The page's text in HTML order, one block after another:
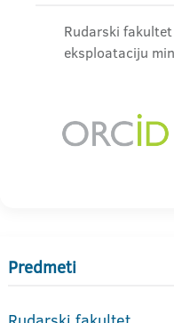
Rudarski
eksploataciju
Predmeti